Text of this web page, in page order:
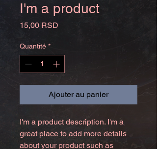
I'm a product
15,00 RSD
Quantité *
Ajouter au panier
I'm a product description. I'm a
great place to add more details
about your product such as